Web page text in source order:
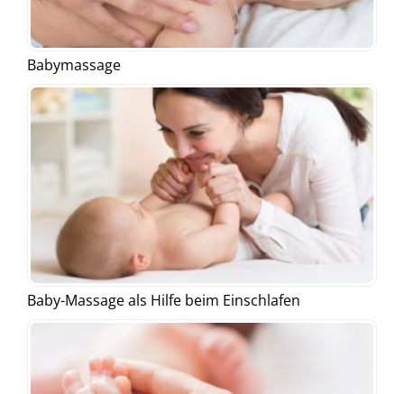
Babymassage
Baby-Massage als Hilfe beim Einschlafen